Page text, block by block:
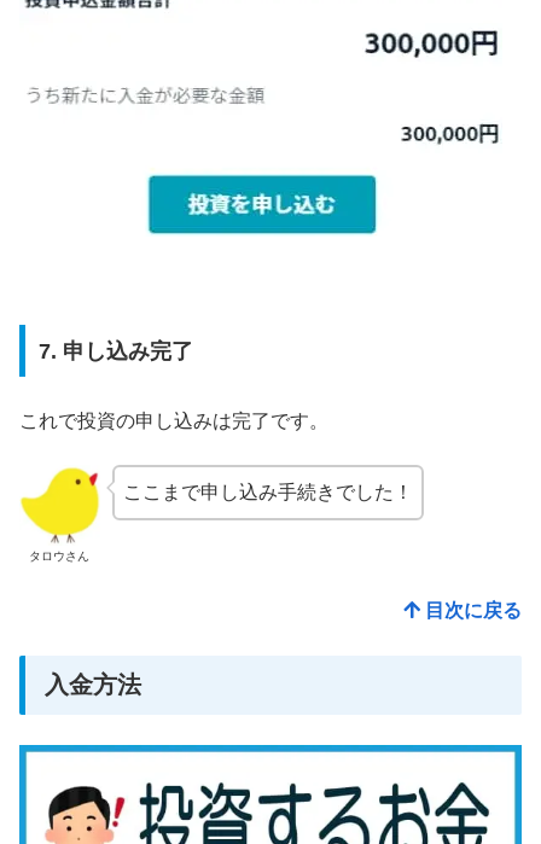
7. 申し込み完了
これで投資の申し込みは完了です。
タロウさん
ここまで申し込み手続きでした！
目次に戻る
入金方法